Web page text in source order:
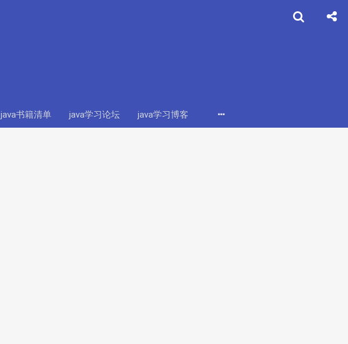
java书籍清单 java学习论坛 java学习博客 java学习路径图